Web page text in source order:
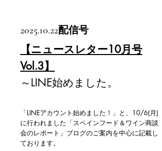
2025.10.22配信号
【ニュースレター10月号
Vol.3】
～LINE始めました。
「LINEアカウント始めました！」と、10/6(月)
に行われました「スペインフード＆ワイン商談
会のレポート」ブログのご案内を中心に記載し
ております。